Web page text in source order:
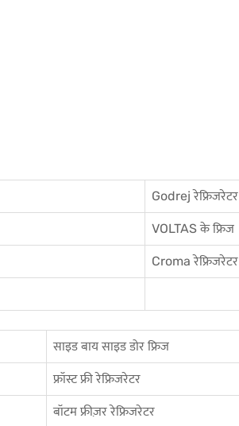
Godrej रेफ्रिजरेटर
VOLTAS के फ्रिज
Croma रेफ्रिजरेटर
साइड बाय साइड डोर फ्रिज
फ्रॉस्ट फ्री रेफ्रिजरेटर
बॉटम फ्रीज़र रेफ्रिजरेटर